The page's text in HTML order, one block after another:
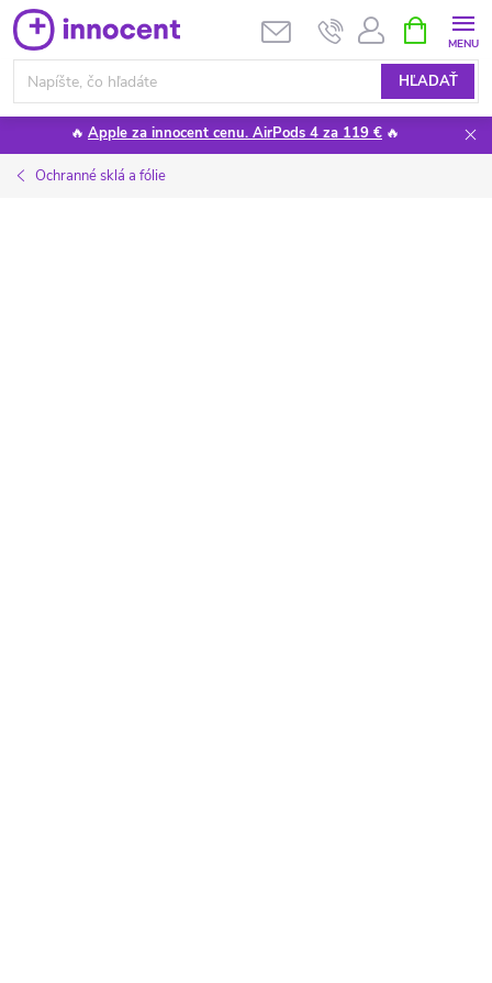
Prejsť
na
obsah
HĽADAŤ
KOŠÍK
🔥 Apple za innocent cenu. AirPods 4 za 119 € 🔥
Ochranné sklá a fólie